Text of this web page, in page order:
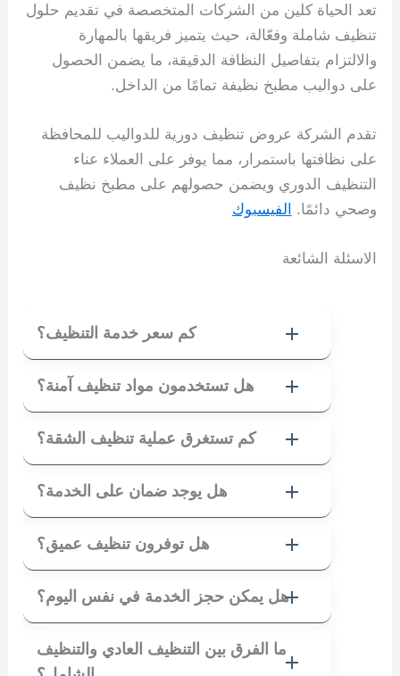
تعد الحياة كلين من الشركات المتخصصة في تقديم حلول
تنظيف شاملة وفعّالة، حيث يتميز فريقها بالمهارة
والالتزام بتفاصيل النظافة الدقيقة، ما يضمن الحصول
على دواليب مطبخ نظيفة تمامًا من الداخل.
تقدم الشركة عروض تنظيف دورية للدواليب للمحافظة
على نظافتها باستمرار، مما يوفر على العملاء عناء
التنظيف الدوري ويضمن حصولهم على مطبخ نظيف
وصحي دائمًا.
الفيسبوك
الاسئلة الشائعة
كم سعر خدمة التنظيف؟
هل تستخدمون مواد تنظيف آمنة؟
كم تستغرق عملية تنظيف الشقة؟
هل يوجد ضمان على الخدمة؟
هل توفرون تنظيف عميق؟
هل يمكن حجز الخدمة في نفس اليوم؟
ما الفرق بين التنظيف العادي والتنظيف